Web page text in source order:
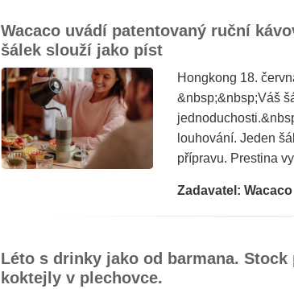
Wacaco uvádí patentovaný ruční
šálek slouží jako píst
Hongkong 18.
&nbsp;&nbsp;Váš
louhování. Jeden
přípravu. Prestina
Zadavatel: Wacaco
Léto s drinky jako od barmana.
koktejly v plechovce.